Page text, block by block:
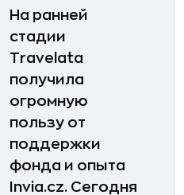
На ранней
стадии
Travelata
получила
огромную
пользу от
поддержки
фонда и опыта
Invia.cz. Сегодня